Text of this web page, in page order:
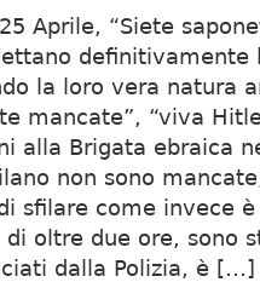
Aprile, “Siete
definitivamente
la loro vera natura
mancate”, “viva
alla Brigata ebraica
non sono
sfilare come invece
di oltre due ore, sono
dalla Polizia, è […]